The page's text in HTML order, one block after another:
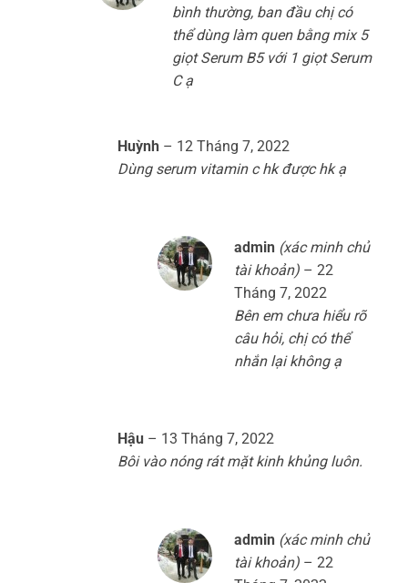
bình thường, ban đầu chị có
thể dùng làm quen bằng mix 5
giọt Serum B5 với 1 giọt Serum
C ạ
Huỳnh – 12 Tháng 7, 2022
Dùng serum vitamin c hk được hk ạ
admin (xác minh chủ
tài khoản) – 22
Tháng 7, 2022
Bên em chưa hiểu rõ
câu hỏi, chị có thể
nhắn lại không ạ
Hậu – 13 Tháng 7, 2022
Bôi vào nóng rát mặt kinh khủng luôn.
admin (xác minh chủ
tài khoản) – 22